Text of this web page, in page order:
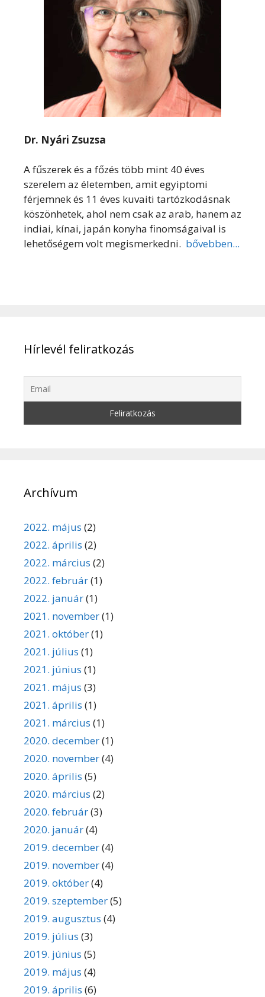
Dr. Nyári Zsuzsa
A fűszerek és a főzés több mint 40 éves
szerelem az életemben, amit egyiptomi
férjemnek és 11 éves kuvaiti tartózkodásnak
köszönhetek, ahol nem csak az arab, hanem az
indiai, kínai, japán konyha finomságaival is
lehetőségem volt megismerkedni. bővebben...
Hírlevél feliratkozás
Archívum
2022. május (2)
2022. április (2)
2022. március (2)
2022. február(1)
2022. január(1)
2021. november(1)
2021. október(1)
2021. július (1)
2021. június (1)
2021. május (3)
2021. április (1)
2021. március (1)
2020. december(1)
2020. november(4)
2020. április (5)
2020. március (2)
2020. február(3)
2020. január(4)
2019. december(4)
2019. november(4)
2019. október(4)
2019. szeptember(5)
2019. augusztus (4)
2019. július (3)
2019. június (5)
2019. május (4)
2019. április (6)